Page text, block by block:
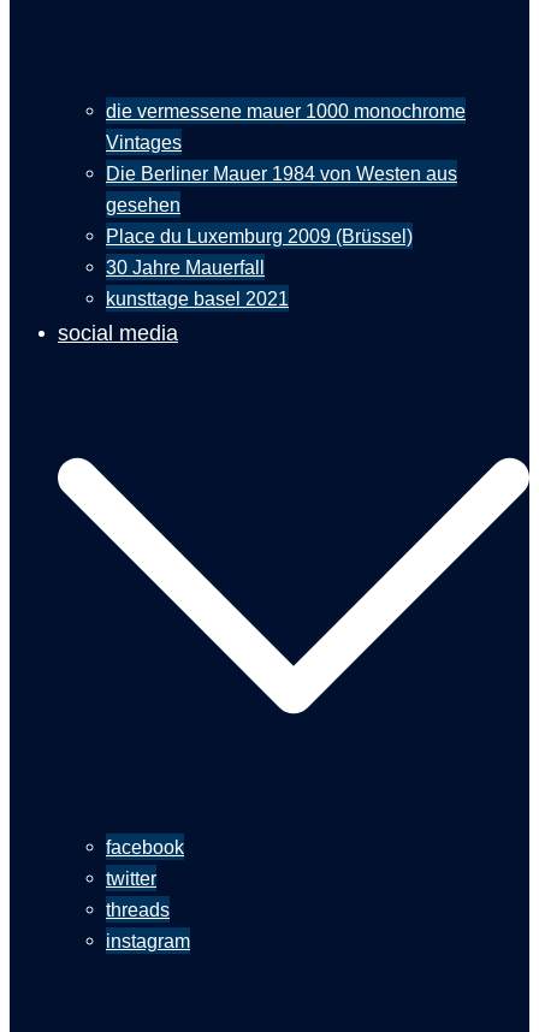
die vermessene mauer 1000 monochrome
Vintages
Die Berliner Mauer 1984 von Westen aus
gesehen
Place du Luxemburg 2009 (Brüssel)
30 Jahre Mauerfall
kunsttage basel 2021
social media
facebook
twitter
threads
instagram